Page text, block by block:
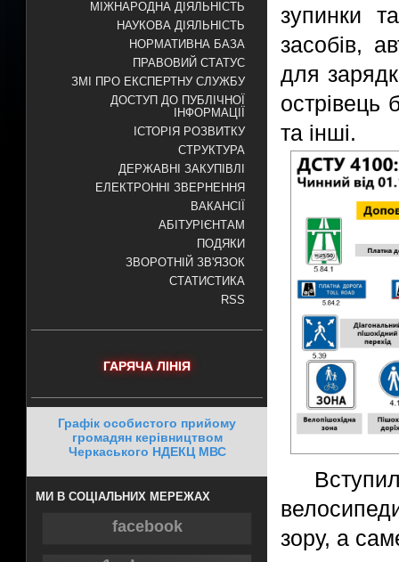
МІЖНАРОДНА ДІЯЛЬНІСТЬ
НАУКОВА ДІЯЛЬНІСТЬ
НОРМАТИВНА БАЗА
ПРАВОВИЙ СТАТУС
ЗМІ ПРО ЕКСПЕРТНУ СЛУЖБУ
ДОСТУП ДО ПУБЛІЧНОЇ
ІНФОРМАЦІЇ
ІСТОРІЯ РОЗВИТКУ
СТРУКТУРА
ДЕРЖАВНІ ЗАКУПІВЛІ
ЕЛЕКТРОННІ ЗВЕРНЕННЯ
ВАКАНСІЇ
АБІТУРІЄНТАМ
ПОДЯКИ
ЗВОРОТНІЙ ЗВ'ЯЗОК
СТАТИСТИКА
RSS
ГАРЯЧА ЛІНІЯ
Графік особистого прийому
громадян керівництвом
Черкаського НДЕКЦ МВС
МИ В СОЦІАЛЬНИХ МЕРЕЖАХ
facebook
зупинки
засобів,
для
острівець
та інші.
зору, а